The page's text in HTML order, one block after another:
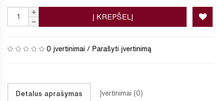
Į KREPŠELĮ
0 įvertinimai / Parašyti įvertinimą
Detalus aprašymas Įvertinimai (0)